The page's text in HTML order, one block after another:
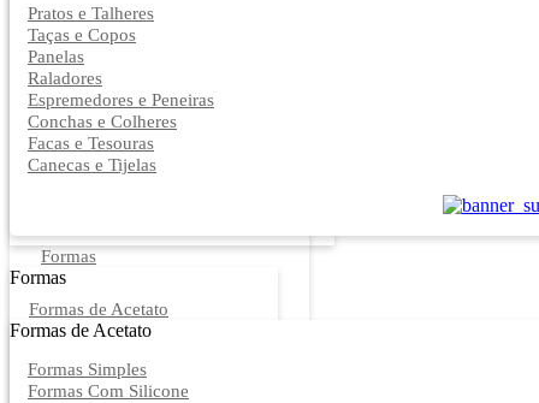
Pratos e Talheres
Taças e Copos
Panelas
Raladores
Espremedores e Peneiras
Conchas e Colheres
Facas e Tesouras
Canecas e Tijelas
Formas
Formas
Formas de Acetato
Formas de Acetato
Formas Simples
Formas Com Silicone